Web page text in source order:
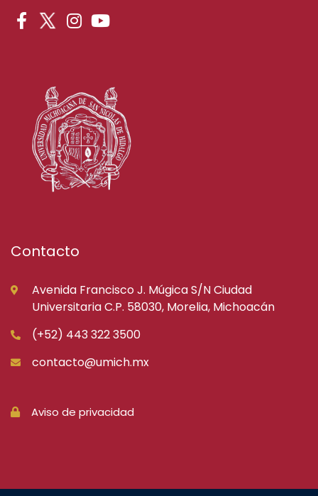
Contacto
Avenida Francisco J. Múgica S/N Ciudad
Universitaria C.P. 58030, Morelia, Michoacán
(+52) 443 322 3500
contacto@umich.mx
Aviso de privacidad